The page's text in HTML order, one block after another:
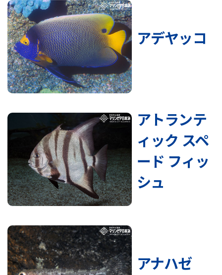
アデヤッコ
アトランテ
ィック スペ
ード フィッ
シュ
アナハゼ